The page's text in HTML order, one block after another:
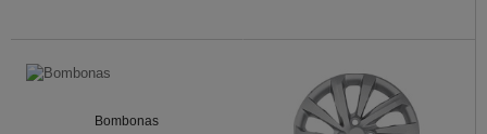
Bombonas